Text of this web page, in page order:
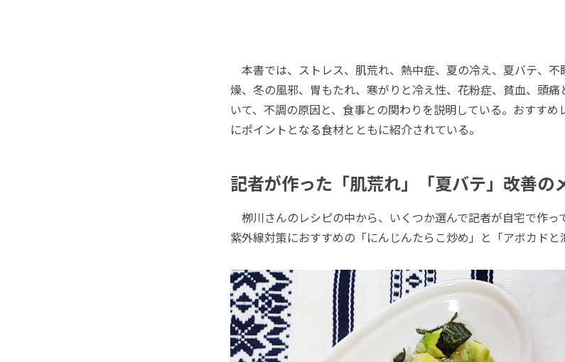
本書では、ストレス、肌荒れ、熱中症、夏の冷え、夏バテ、
燥、冬の風邪、胃もたれ、寒がりと冷え性、花粉症、貧血、頭
いて、不調の原因と、食事との関わりを説明している。おすす
にポイントとなる食材とともに紹介されている。
記者が作った「肌荒れ」「夏バテ」改善の
栁川さんのレシピの中から、いくつか選んで記者が自宅で作っ
紫外線対策におすすめの「にんじんたらこ炒め」と「アボカドと